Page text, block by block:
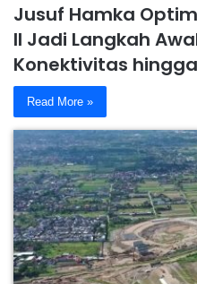
Jusuf Hamka
II Jadi Langkah
Konektivitas
Read More »